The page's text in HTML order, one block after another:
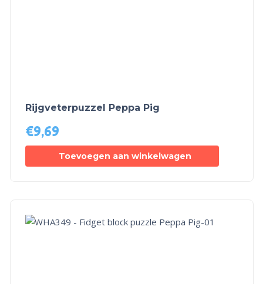
Rijgveterpuzzel Peppa Pig
€9,69
Toevoegen aan winkelwagen